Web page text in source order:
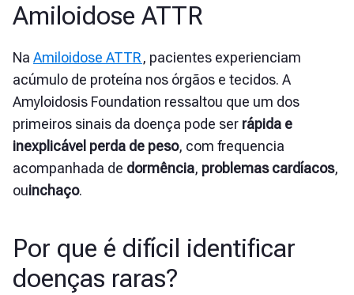
Amiloidose ATTR
Na Amiloidose ATTR, pacientes experienciam
acúmulo de proteína nos órgãos e tecidos. A
Amyloidosis Foundation ressaltou que um dos
primeiros sinais da doença pode ser rápida e
inexplicável perda de peso, com frequencia
acompanhada de dormência, problemas cardíacos,
ouinchaço.
Por que é difícil identificar
doenças raras?